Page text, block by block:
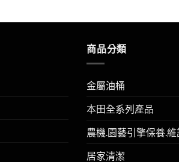
商品分類
金屬油桶
本田全系列產品
農機.園藝引擎保養.
居家清潔